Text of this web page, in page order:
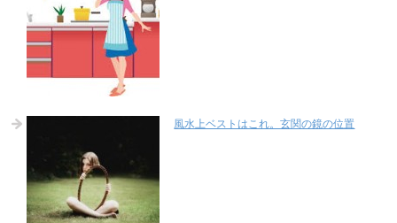
風水上ベストはこれ。玄関の鏡の位置